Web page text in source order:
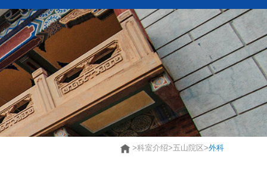
>科室介绍>五山院区>外科